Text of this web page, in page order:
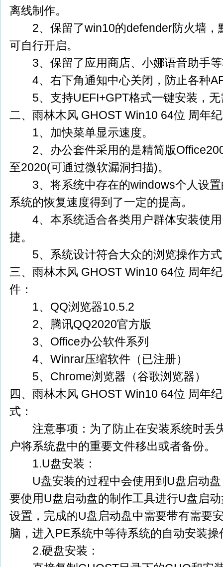
离线制作。
2、保留了win10的defender防火墙，
可自行开启。
3、保留了应用商店、小娜语音助手等
4、右下角通知中心关闭，防止各种
5、支持UEFI+GPT格式一键安装，无
二、雨林木风 GHOST Win10 64位 周年
1、加快菜单显示速度。
2、办公套件采用的是精简版
至2020(可通过微软漏洞扫描)。
3、将系统中存在的windows个人设置
系统的恢复速度得到了一定的提高。
4、本系统适合各类用户群体安装使用
捷。
5、系统设计符合大众的浏览操作方
三、雨林木风 GHOST Win10 64位 周年
件：
1、QQ浏览器10.5.2
2、腾讯QQ2020官方版
3、Office办公软件系列
4、Winrar压缩软件（已注册）
5、Chrome浏览器（谷歌浏览器）
四、雨林木风 GHOST Win10 64位 周年
式：
注意事项：为了防止在安装系统时丢
户将系统盘中的重要文件移出或者备份。
1.U盘安装：
U盘安装的过程中会使用到U盘启动盘
要使用U盘启动盘的制作工具进行U盘启
设置，完成的U盘启动盘中需要带有需要
脑，进入PE系统中等待系统的自动安装操
2.硬盘安装：